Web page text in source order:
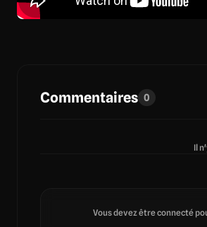
Commentaires 0
Il
Vous devez être connecté